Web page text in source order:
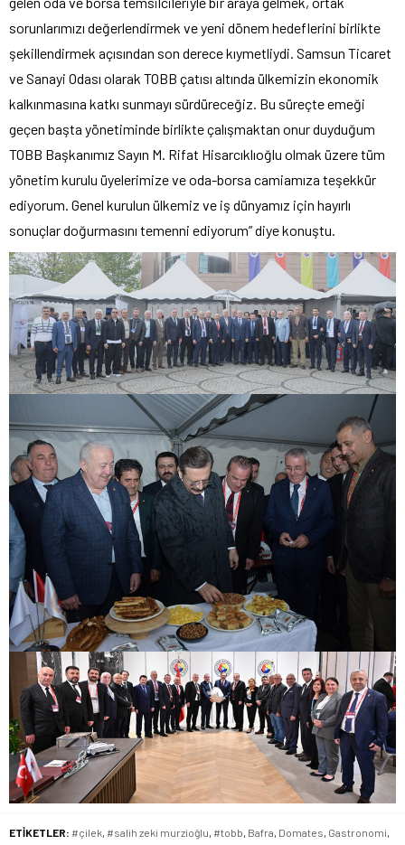
sorunlarımızı değerlendirmek ve yeni dönem hedeflerini birlikte
şekillendirmek açısından son derece kıymetliydi. Samsun Ticaret
ve Sanayi Odası olarak TOBB çatısı altında ülkemizin ekonomik
kalkınmasına katkı sunmayı sürdüreceğiz. Bu süreçte emeği
geçen başta yönetiminde birlikte çalışmaktan onur duyduğum
TOBB Başkanımız Sayın M. Rifat Hisarcıklıoğlu olmak üzere tüm
yönetim kurulu üyelerimize ve oda-borsa camiamıza teşekkür
ediyorum. Genel kurulun ülkemiz ve iş dünyamız için hayırlı
sonuçlar doğurmasını temenni ediyorum” diye konuştu.
ETİKETLER: #çilek, #salih zeki murzioğlu, #tobb, Bafra, Domates, Gastronomi,